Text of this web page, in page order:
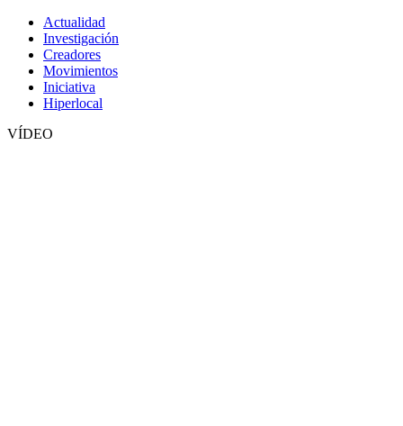
Actualidad
Investigación
Creadores
Movimientos
Iniciativa
Hiperlocal
VÍDEO